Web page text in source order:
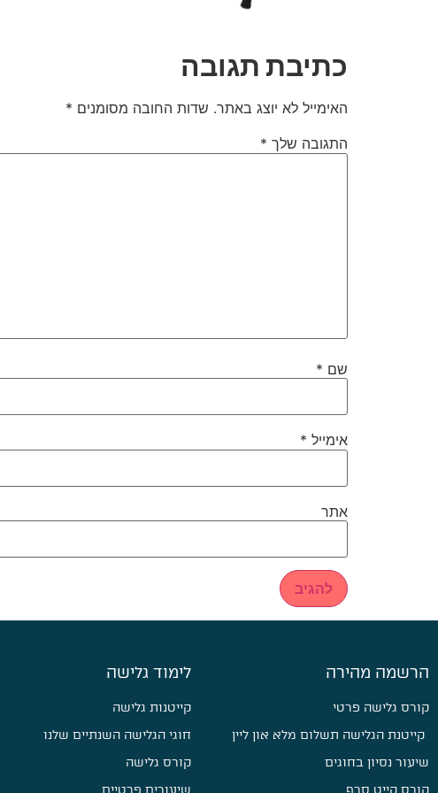
כתיבת תגובה
האימייל לא יוצג באתר. שדות החובה מסומנים *
התגובה שלך *
שם *
אימייל *
אתר
הרשמה מהירה
קורס גלישה פרטי
קייטנת הגלישה תשלום מלא און ליין
שיעור נסיון בחוגים
קורס קייט סרף
לימוד גלישה
קייטנות גלישה
חוגי הגלישה השנתיים שלנו
קורס גלישה
שיעורים פרטיים